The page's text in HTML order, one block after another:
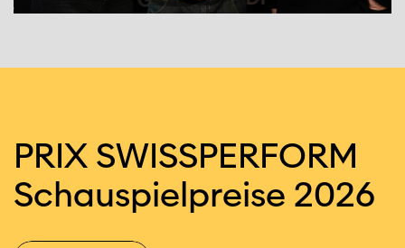
PRIX SWISS­PER­FORM
Schau­spiel­preise 2026